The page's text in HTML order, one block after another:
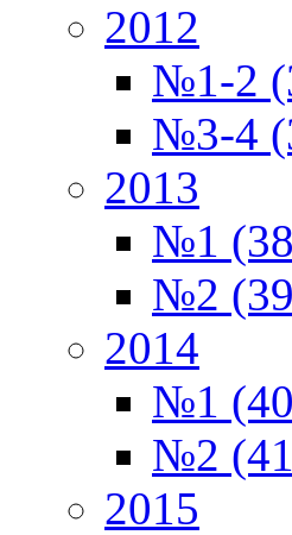
2012
№1-2
№3-4
2013
№1
№2
2014
№1
№2
2015